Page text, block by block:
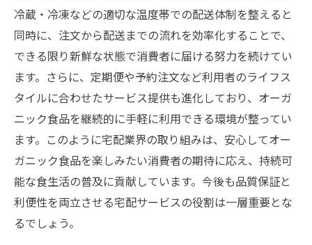
冷蔵・冷凍などの適切な温度帯での配送体制を整えると
同時に、注文から配送までの流れを効率化することで、
できる限り新鮮な状態で消費者に届ける努力を続けてい
ます。さらに、定期便や予約注文など利用者のライフス
タイルに合わせたサービス提供も進化しており、オーガ
ニック食品を継続的に手軽に利用できる環境が整ってい
ます。このように宅配業界の取り組みは、安心してオー
ガニック食品を楽しみたい消費者の期待に応え、持続可
能な食生活の普及に貢献しています。今後も品質保証と
利便性を両立させる宅配サービスの役割は一層重要とな
るでしょう。